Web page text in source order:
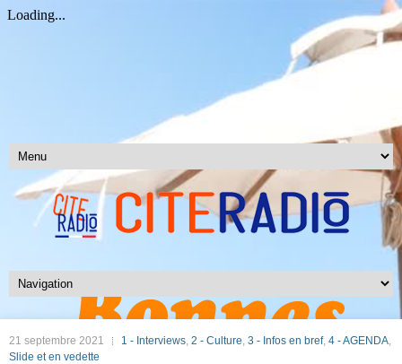
21 septembre 2021 1 - Interviews, 2 - Culture, 3 - Infos en bref, 4 - AGENDA,
Slide et en vedette